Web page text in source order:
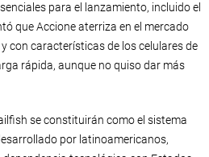
para el lanzamiento, incluido el
que Accione aterriza en el mercado
con características de los celulares de
rápida, aunque no quiso dar más
se constituirán como el sistema
por latinoamericanos,